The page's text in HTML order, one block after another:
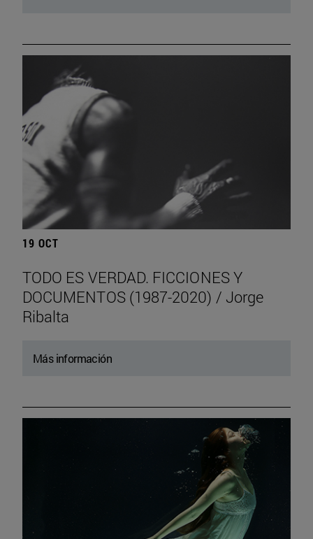
19 OCT
TODO ES VERDAD. FICCIONES Y
DOCUMENTOS (1987-2020) / Jorge
Ribalta
Más información